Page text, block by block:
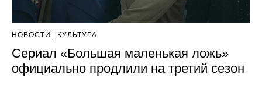
НОВОСТИ КУЛЬТУРА
Сериал «Большая маленькая ложь»
официально продлили на третий сезон